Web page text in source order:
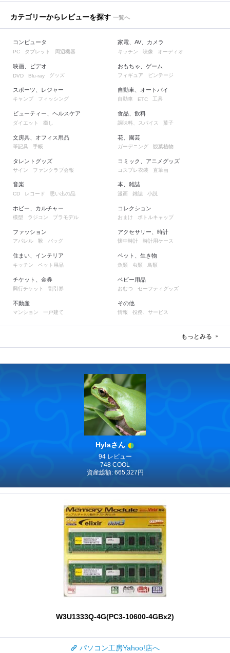
カテゴリーからレビューを探す 一覧へ
コンピュータ
PC タブレット 周辺機器
映画、ビデオ
DVD Blu-ray グッズ
スポーツ、レジャー
キャンプ フィッシング
ビューティー、ヘルスケア
ダイエット 癒し
文房具、オフィス用品
筆記具 手帳
タレントグッズ
サイン ファンクラブ会報
家電、AV、カメラ
キッチン 映像 オーディオ
おもちゃ、ゲーム
フィギュア ビンテージ
自動車、オートバイ
自動車 ETC 工具
食品、飲料
調味料、スパイス 菓子
花、園芸
ガーデニング 観葉植物
コミック、アニメグッズ
コスプレ衣装 直筆画
音楽
CD レコード 思い出の品
ホビー、カルチャー
模型 ラジコン プラモデル
ファッション
アパレル 靴 バッグ
住まい、インテリア
キッチン ペット用品
チケット、金券
興行チケット 割引券
不動産
マンション 一戸建て
本、雑誌
漫画 雑誌 小説
コレクション
おまけ ボトルキャップ
アクセサリー、時計
懐中時計 時計用ケース
ペット、生き物
魚類 虫類 鳥類
ベビー用品
おむつ セーフティグッズ
その他
情報 役務、サービス
もっとみる
Hylaさん
94 レビュー
748 COOL
資産総額: 665,327円
W3U1333Q-4G(PC3-10600-4GBx2)
パソコン工房Yahoo!店へ